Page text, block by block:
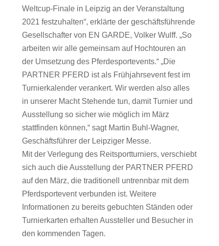
Weltcup-Finale in Leipzig an der Veranstaltung
2021 festzuhalten“, erklärte der geschäftsführende
Gesellschafter von EN GARDE, Volker Wulff. „So
arbeiten wir alle gemeinsam auf Hochtouren an
der Umsetzung des Pferdesportevents.“ „Die
PARTNER PFERD ist als Frühjahrsevent fest im
Turnierkalender verankert. Wir werden also alles
in unserer Macht Stehende tun, damit Turnier und
Ausstellung so sicher wie möglich im März
stattfinden können,“ sagt Martin Buhl-Wagner,
Geschäftsführer der Leipziger Messe.
Mit der Verlegung des Reitsportturniers, verschiebt
sich auch die Ausstellung der PARTNER PFERD
auf den März, die traditionell untrennbar mit dem
Pferdsportevent verbunden ist. Weitere
Informationen zu bereits gebuchten Ständen oder
Turnierkarten erhalten Aussteller und Besucher in
den kommenden Tagen.